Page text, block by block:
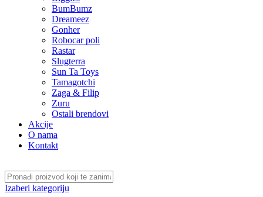
BumBumz
Dreameez
Gonher
Robocar poli
Rastar
Slugterra
Sun Ta Toys
Tamagotchi
Zaga & Filip
Zuru
Ostali brendovi
Akcije
O nama
Kontakt
Izaberi kategoriju